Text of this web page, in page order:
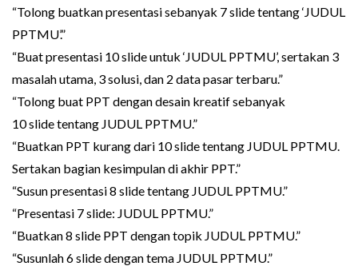
“Tolong buatkan presentasi sebanyak 7 slide tentang ‘JUDUL
PPTMU’.”
“Buat presentasi 10 slide untuk ‘JUDUL PPTMU’, sertakan 3
masalah utama, 3 solusi, dan 2 data pasar terbaru.”
“Tolong buat PPT dengan desain kreatif sebanyak
10 slide tentang JUDUL PPTMU.”
“Buatkan PPT kurang dari 10 slide tentang JUDUL PPTMU.
Sertakan bagian kesimpulan di akhir PPT.”
“Susun presentasi 8 slide tentang JUDUL PPTMU.”
“Presentasi 7 slide: JUDUL PPTMU.”
“Buatkan 8 slide PPT dengan topik JUDUL PPTMU.”
“Susunlah 6 slide dengan tema JUDUL PPTMU.”